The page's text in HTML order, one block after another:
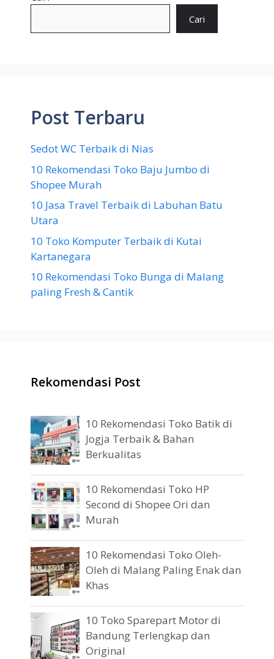
Cari
Post Terbaru
Sedot WC Terbaik di Nias
10 Rekomendasi Toko Baju Jumbo di
Shopee Murah
10 Jasa Travel Terbaik di Labuhan Batu
Utara
10 Toko Komputer Terbaik di Kutai
Kartanegara
10 Rekomendasi Toko Bunga di Malang
paling Fresh & Cantik
Rekomendasi Post
10 Rekomendasi Toko Batik di
Jogja Terbaik & Bahan
Berkualitas
10 Rekomendasi Toko HP
Second di Shopee Ori dan
Murah
10 Rekomendasi Toko Oleh-
Oleh di Malang Paling Enak dan
Khas
10 Toko Sparepart Motor di
Bandung Terlengkap dan
Original